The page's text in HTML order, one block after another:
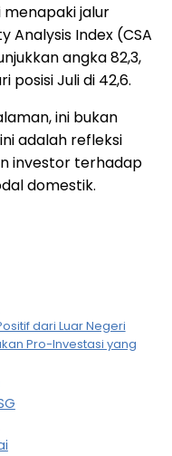
jalur
Analysis Index (CSA
angka 82,3,
posisi Juli di 42,6.
ini bukan
adalah refleksi
investor terhadap
domestik.
dari Luar Negeri
Pro-Investasi yang